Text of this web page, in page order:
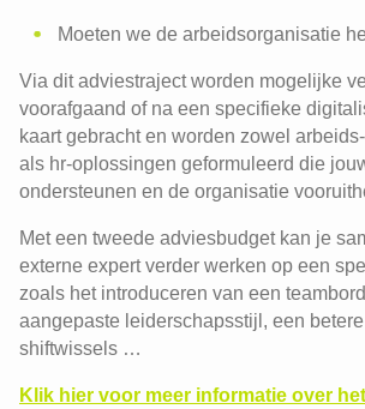
Moeten we de arbeidsorganisatie
Via dit adviestraject worden mogelijke
voorafgaand of na een specifieke
kaart gebracht en worden zowel
als hr-oplossingen geformuleerd die
ondersteunen en de organisatie
Met een tweede adviesbudget kan je
externe expert verder werken op een
zoals het introduceren van een
aangepaste leiderschapsstijl, een
shiftwissels …
Klik hier voor meer informatie over
Werken aan digitale en technische